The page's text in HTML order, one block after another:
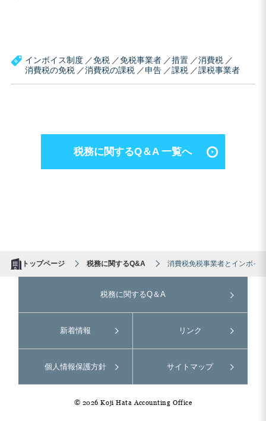
インボイス制度 免税 免税事業者 措置
消費税
消費税の免税
消費税の課税 申告 課税 課税事業者
税務に関するQ＆A 一覧へ
トップページ 税務に関するQ&A 消費税免税事業者とインボイ
© 2026 Koji Hata Accounting Office
税務に関するQ＆A
新着情報 リンク
個人情報保護方針 サイトマップ